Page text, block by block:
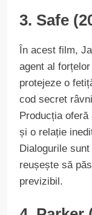
3. Safe
În acest film,
agent al
protejeze o
cod secret
Producția
și o relație
Dialogurile
reușește să
previzibil.